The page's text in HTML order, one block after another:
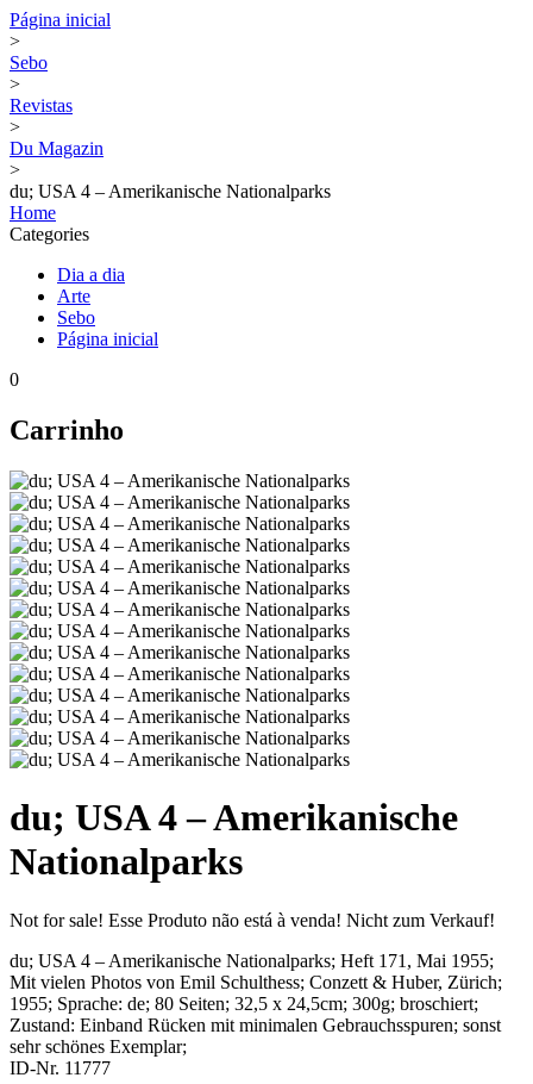
Página inicial
>
Sebo
>
Revistas
>
Du Magazin
>
du; USA 4 – Amerikanische Nationalparks
Home
Categories
Dia a dia
Arte
Sebo
Página inicial
0
Carrinho
du; USA 4 – Amerikanische
Nationalparks
Not for sale! Esse Produto não está à venda! Nicht zum Verkauf!
du; USA 4 – Amerikanische Nationalparks; Heft 171, Mai 1955;
Mit vielen Photos von Emil Schulthess; Conzett & Huber, Zürich;
1955; Sprache: de; 80 Seiten; 32,5 x 24,5cm; 300g; broschiert;
Zustand: Einband Rücken mit minimalen Gebrauchsspuren; sonst
sehr schönes Exemplar;
ID-Nr. 11777